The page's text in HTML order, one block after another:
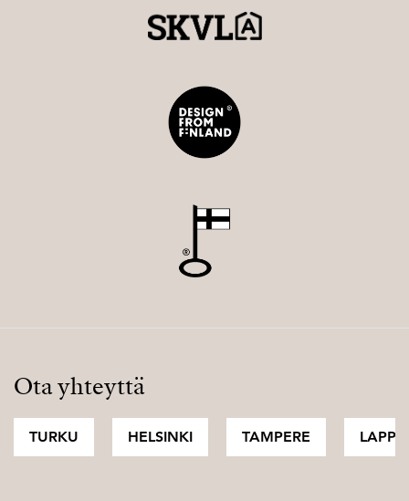
Ota yhteyttä
TURKU HELSINKI TAMPERE LAPPI